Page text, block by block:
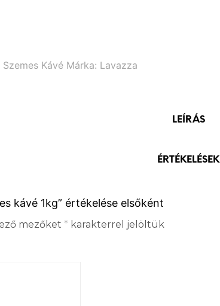
Szemes Kávé Márka: Lavazza
LEÍRÁS
ÉRTÉKELÉSEK
kávé 1kg” értékelése elsőként
mezőket * karakterrel jelöltük